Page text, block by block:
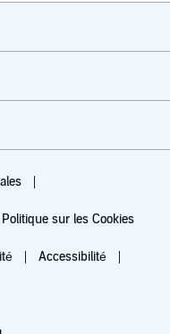
Politique sur les Cookies
Accessibilité